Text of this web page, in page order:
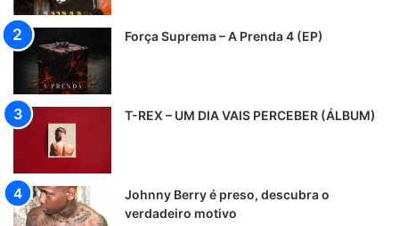
Força Suprema – A Prenda 4 (EP)
T-REX – UM DIA VAIS PERCEBER (ÁLBUM)
Johnny Berry é preso, descubra o
verdadeiro motivo